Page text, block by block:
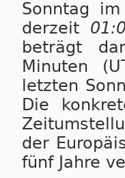
Sonntag
derzeit
beträgt
Minuten
letzten
Die
der
fünf Jahre